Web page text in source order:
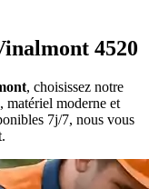
4520
, choisissez notre
matériel moderne et
7j/7, nous vous